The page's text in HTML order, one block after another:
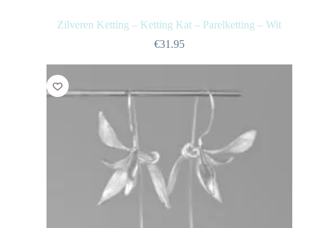
Zilveren Ketting – Ketting Kat – Parelketting – Wit
€31.95